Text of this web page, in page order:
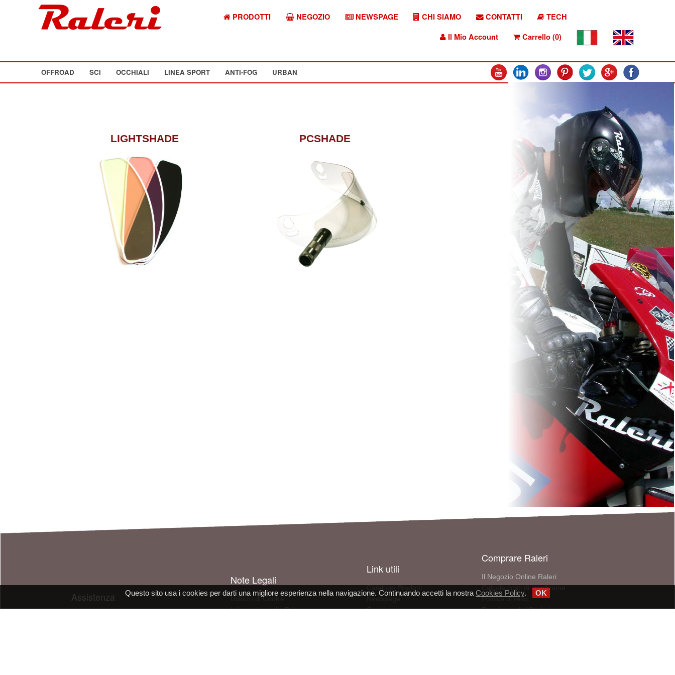
PRODOTTI NEGOZIO NEWSPAGE CHI SIAMO CONTATTI
TECH
Il Mio Account
Carrello (0)
OFFROAD SCI OCCHIALI LINEA SPORT ANTI-FOG URBAN
LIGHTSHADE PCSHADE
Questo sito usa i cookies per darti una migliore esperienza nella navigazione. Continuando accetti la nostra Cookies Policy. OK
Assistenza
Note Legali
Utilizzo di Cookie
Informativa sulla Privacy
Link utili
Catalogo Prodotti
Newspage
Come contattarci
Comprare Raleri
Il Negozio Online Raleri
Calcola costi di spedizione
Politica di reso
E-mail: ordini@raleri.com